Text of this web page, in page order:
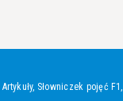
Artykuły, Słowniczek pojęć F1,